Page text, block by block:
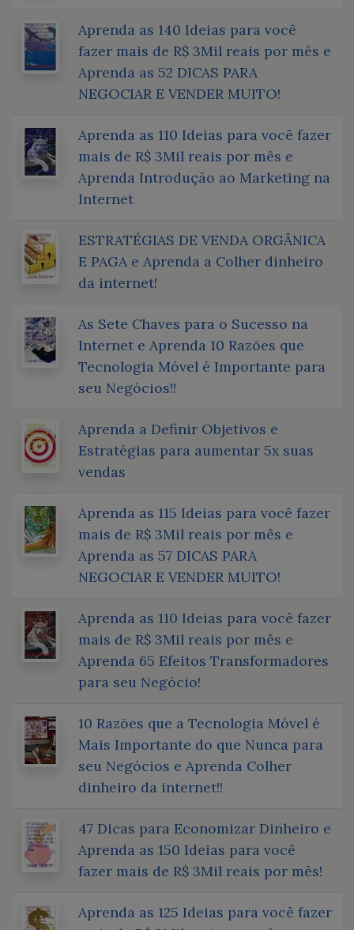
Aprenda as 140 Ideias para você
fazer mais de R$ 3Mil reais por mês e
Aprenda as 52 DICAS PARA
NEGOCIAR E VENDER MUITO!
Aprenda as 110 Ideias para você fazer
mais de R$ 3Mil reais por mês e
Aprenda Introdução ao Marketing na
Internet
ESTRATÉGIAS DE VENDA ORGÂNICA
E PAGA e Aprenda a Colher dinheiro
da internet!
As Sete Chaves para o Sucesso na
Internet e Aprenda 10 Razões que
Tecnologia Móvel é Importante para
seu Negócios!!
Aprenda a Definir Objetivos e
Estratégias para aumentar 5x suas
vendas
Aprenda as 115 Ideias para você fazer
mais de R$ 3Mil reais por mês e
Aprenda as 57 DICAS PARA
NEGOCIAR E VENDER MUITO!
Aprenda as 110 Ideias para você fazer
mais de R$ 3Mil reais por mês e
Aprenda 65 Efeitos Transformadores
para seu Negócio!
10 Razões que a Tecnologia Móvel é
Mais Importante do que Nunca para
seu Negócios e Aprenda Colher
dinheiro da internet!!
47 Dicas para Economizar Dinheiro e
Aprenda as 150 Ideias para você
fazer mais de R$ 3Mil reais por mês!
Aprenda as 125 Ideias para você fazer